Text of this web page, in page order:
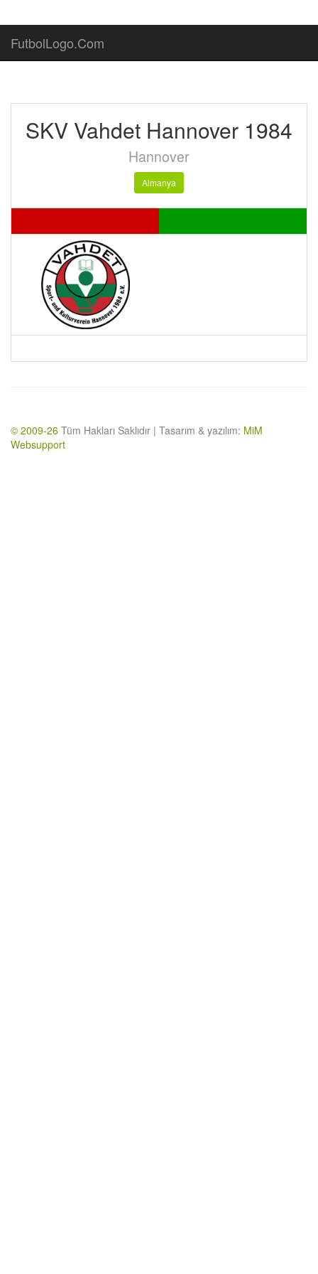
FutbolLogo.Com
SKV Vahdet Hannover 1984
Hannover
Almanya
© 2009-26 Tüm Hakları Saklıdır | Tasarım & yazılım: MiM
Websupport